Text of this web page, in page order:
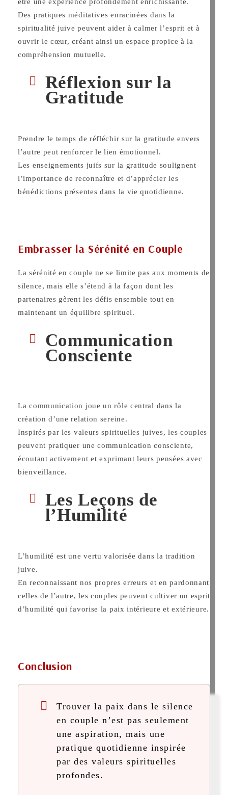
Des pratiques méditatives enracinées dans la
spiritualité juive peuvent aider à calmer l’esprit et à
ouvrir le cœur, créant ainsi un espace propice à la
compréhension mutuelle.
Réflexion sur la
Gratitude
Prendre le temps de réfléchir sur la gratitude envers
l’autre peut renforcer le lien émotionnel.
Les enseignements juifs sur la gratitude soulignent
l’importance de reconnaître et d’apprécier les
bénédictions présentes dans la vie quotidienne.
Embrasser la Sérénité en Couple
La sérénité en couple ne se limite pas aux moments de
silence, mais elle s’étend à la façon dont les
partenaires gèrent les défis ensemble tout en
maintenant un équilibre spirituel.
Communication
Consciente
La communication joue un rôle central dans la
création d’une relation sereine.
Inspirés par les valeurs spirituelles juives, les couples
peuvent pratiquer une communication consciente,
écoutant activement et exprimant leurs pensées avec
bienveillance.
Les Leçons de
l’Humilité
L’humilité est une vertu valorisée dans la tradition
juive.
En reconnaissant nos propres erreurs et en pardonnant
celles de l’autre, les couples peuvent cultiver un esprit
d’humilité qui favorise la paix intérieure et extérieure.
Conclusion
Trouver la paix dans le silence
en couple n’est pas seulement
une aspiration, mais une
pratique quotidienne inspirée
par des valeurs spirituelles
profondes.